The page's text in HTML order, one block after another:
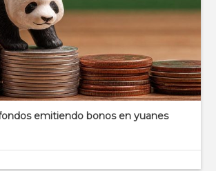
emitiendo bonos en yuanes